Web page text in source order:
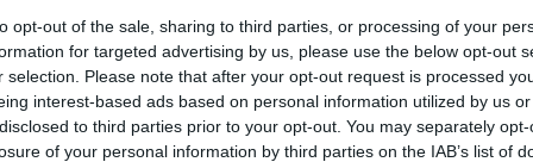
opt-out of the sale, sharing to third parties, or processing of your
for targeted advertising by us, please use the below opt-out
selection. Please note that after your opt-out request is processed
interest-based ads based on personal information utilized by us
to third parties prior to your opt-out. You may separately
of your personal information by third parties on the IAB’s list of
MEG A
- REC.HU